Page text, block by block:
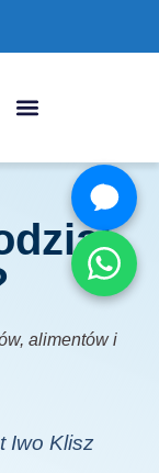
alimentów i
Iwo Klisz